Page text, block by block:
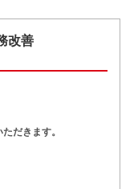
改善
だきます。